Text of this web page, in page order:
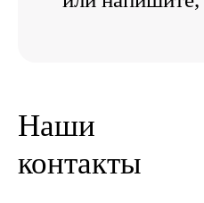
Наши
контакты